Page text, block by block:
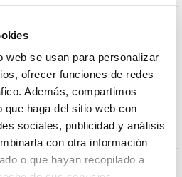
web se usan para personalizar
ofrecer funciones de redes
Además, compartimos
haga del sitio web con
sociales, publicidad y análisis
con otra información
o que hayan recopilado a
5000K
index 80